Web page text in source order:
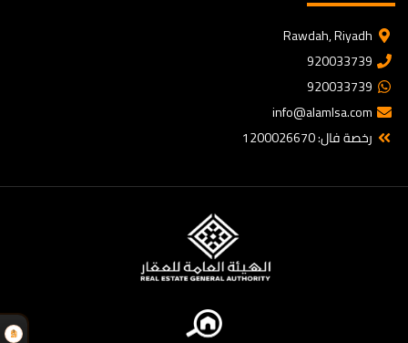
Rawdah, Riyadh
920033739
920033739
info@alamlsa.com
رخصة فال: 1200026670